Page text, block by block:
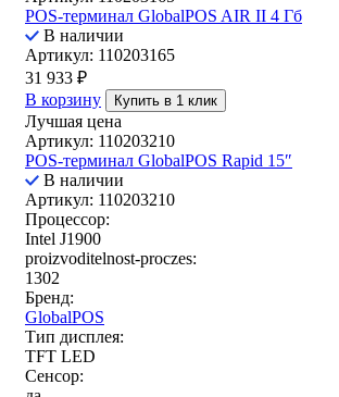
POS-терминал GlobalPOS AIR II 4 Гб
В наличии
Артикул: 110203165
31 933 ₽
В корзину
Купить в 1 клик
Лучшая цена
Артикул: 110203210
POS-терминал GlobalPOS Rapid 15″
В наличии
Артикул: 110203210
Процессор:
Intel J1900
proizvoditelnost-proczes:
1302
Бренд:
GlobalPOS
Тип дисплея:
TFT LED
Сенсор: